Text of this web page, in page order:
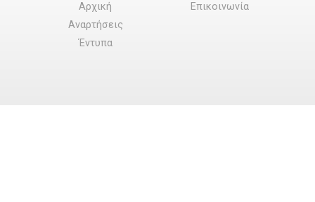
Αρχική
Αναρτήσεις
Έντυπα
Επικοινωνία